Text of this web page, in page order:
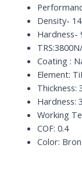
Density-
Hardness-
Coating :
Element:
Thickness:
Hardness:
Working
COF: 0.4
Color: